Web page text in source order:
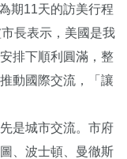
期11天的訪美行程
長表示，美國是我
排下順利圓滿，整
動國際交流，「讓
是城市交流。市府
、波士頓、曼徹斯